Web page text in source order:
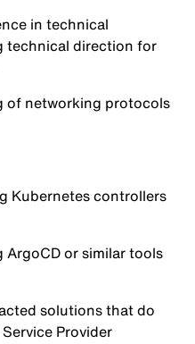
in technical
technical direction for
of networking protocols
Kubernetes controllers
ArgoCD or similar tools
solutions that do
Provider